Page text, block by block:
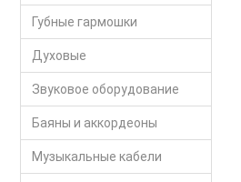
Губные гармошки
Духовые
Звуковое оборудование
Баяны и аккордеоны
Музыкальные кабели